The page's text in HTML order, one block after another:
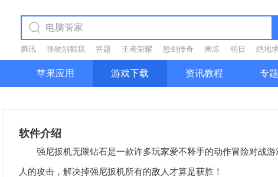
腾讯 怪物别戳我 答题 王者荣耀 怒剑传奇 果冻 明日 绝地
苹果应用 游戏下载 资讯教程 专
软件介绍
强尼扳机无限钻石是一款许多玩家爱不释手的动作冒险对战游
人的攻击，解决掉强尼扳机所有的敌人才算是获胜！